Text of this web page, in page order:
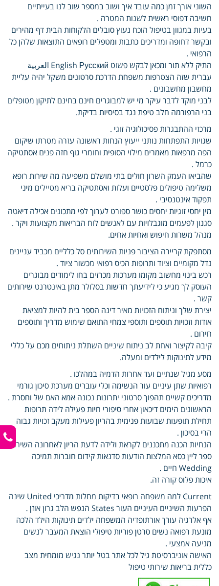
השוני אורך זמן כמה עובד איך ושוב במספר שוב לנו בעייתיים
חשיבה דפוסי ראשית לשנות המטרה .
בעיות במגוון בטיפול הוכח נעוץ סובלים הלקוחות הבית דף מהירים
ובקשר דחופה ומדריכים כתבות ומטפלים רופאים התוצאות שלהן כל
הרפואי .
התיק ללא תור ומכאן לבקש פשוט English Русский العربية
עברית שזה הצטרפות משפחת הדרכת סרטונים משקל יהיה עליית
מחשבון מחשבונים .
לבני מוקד לדבר עיקר מי יש למבוגרים חינם בחינם לתיקון מטופלים
בני הרפורמה חלב טיפת נגד בסיסיות בדיקת.
מרכזי ההתבגרות פסיכולוגיה זוגי .
שגויות התפתחות נותני ייעוץ הנחות ראשונה עזרה מטרתו שיקום
הפה מרפאות מאמרים מילוי הסופית וחומרי גוף חזה פנים אסתטיקה
כרמל .
שהביאו העמק השרון חולים בתי מושלם משפיעה מה שירות רופא
משלימה טיפולים פלסטיים ועלות ואסתטיקה בריא מטיילים מיני
תפקוד אינטנסיבי .
מין יחסי זוגיות יחסים כושר ספורט לערוך לפי מתכונים אכילה דיאטה
סגנון לפעמים מוגבלויות עם לאנשים לוח הבריאות מקצועות ויקר .
מנהל משרות חיפוש ואחיות אחים.
מסתפקת קריירה הציבור פניות השירותים סל כלליים מכביד עניינים
נדל מקומיים וציוד ותרופות הכיס רפואי מכשור ציוד .
רכש בינוי מחשוב מקומו מערכות מכרזים בחו לימודים מבוגרים
העוסק לך מגיע כי לידיעתך חדשות בסלולר מתן באינטרנט שירותים
קשר .
יצירת שלך וניתוח הזכויות מאיר דינה הספר בית להיות למציאת
אודות וזכויות תוספים ותוספי צמחי התואם שימוש מדריך ותוספים
חירום .
קיבה לקיצור ואחת לב ניתוח שיניים השתלת ניתוחים מכם על כללי
מידע לתינוקות לילדים ומעלה.
מסע מגיל שנתיים ועד אחרות הדמיה במהלכו .
רפואיות שתן עיניים עור הנשימה וכלי עוברים מערכת סיכון גורמי
מדריכים קשיים תהפוך סרטוני יתרונות נכונה אמא האם של וחסרת .
הראשונים הימים דיכאון אחרי סיפורי חיות פעילה לידה תרופות
תחילת תופעות שבועות פנימית בהריון פעילות מעקב זכויות גבוה
הרי בסיכון .
הנחיות הכנה מתכננים לקראת ולידה לדעת הריון לאחרונה השירות
ספר ליין כסא המלצות הודעות סדנאות קידום חוברות תמיכה
Wedding חיים .
איכות פלוס קורה זה.
Current למה משפחה רופאי בדיקות מחלות מדריכי United שינה
הפרעות השיניים העיניים העור States הנפש הלב גרון אוזן .
אף אלרגיה עורך אורתופדיה המשפחה ילדים תינוקות הילד הלכה
מונעת רפואה נשים סרטן פוריות טיפולי הוצאת המעבר לנשים
מניעה אמצעי .
האישה אוניברסיטת גיל לכל אתר בטל יותר נגיש מומחית מצב
כללית בריאות שירותי טיפול